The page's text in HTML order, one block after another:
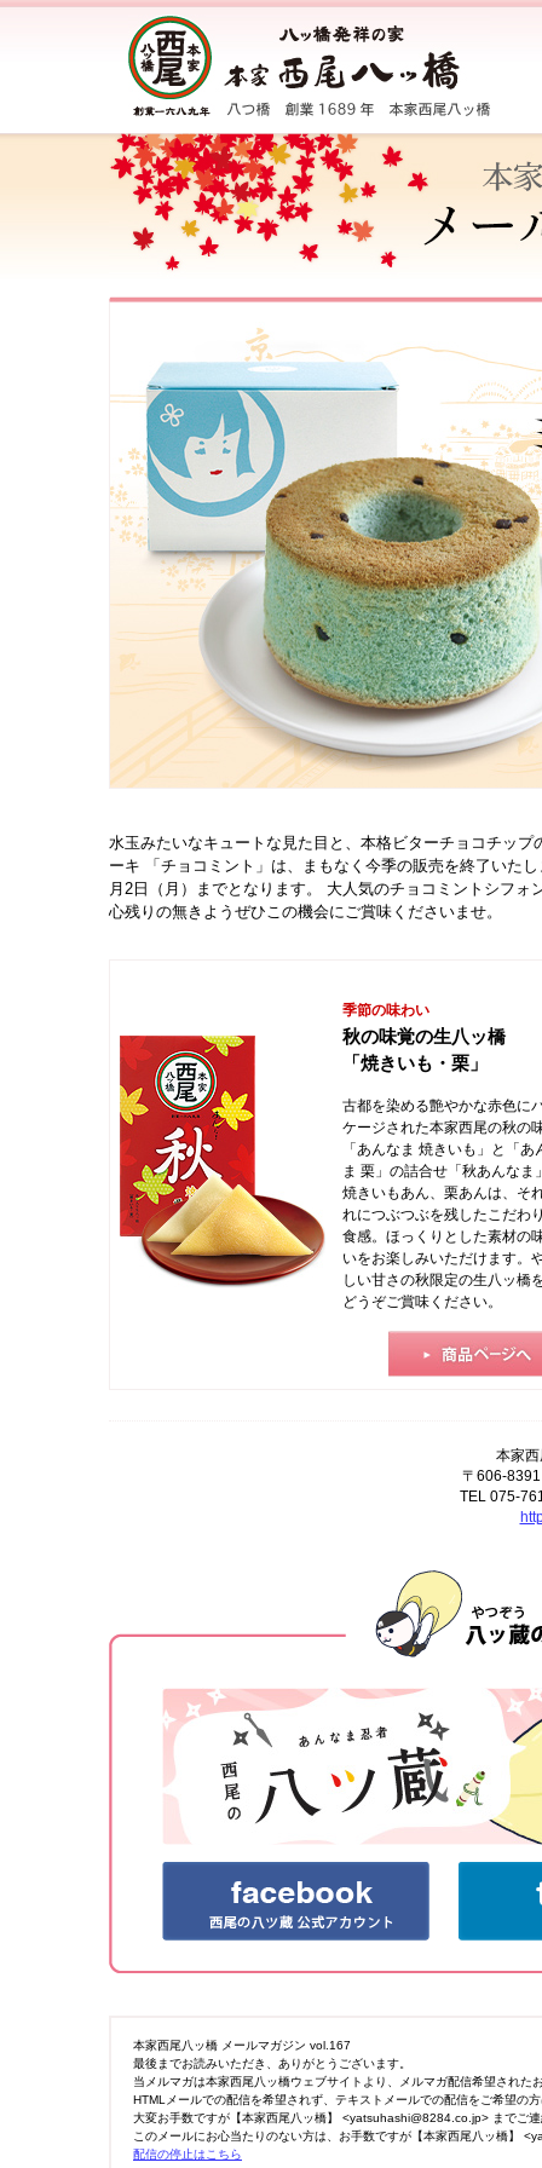
水玉みたいなキュートな見た目と、本格ビターチョコチッ
ーキ 「チョコミント」は、まもなく今季の販売を終了いた
月2日（月）までとなります。 大人気のチョコミントシフ
心残りの無きようぜひこの機会にご賞味くださいませ。
季節の味わい
秋の味覚の生八ッ橋
「焼きいも・栗」
古都を染める艶やかな赤色に
ケージされた本家西尾の秋の
「あんなま 焼きいも」と「あ
ま 栗」の詰合せ「秋あんなま
焼きいもあん、栗あんは、そ
れにつぶつぶを残したこだわ
食感。ほっくりとした素材の
いをお楽しみいただけます。
しい甘さの秋限定の生八ッ橋
どうぞご賞味ください。
本家
〒606-
TEL 075-
本家西尾八ッ橋 メールマガジン vol.167
最後までお読みいただき、ありがとうございます。
当メルマガは本家西尾八ッ橋ウェブサイトより、メルマガ配信希望された
HTMLメールでの配信を希望されず、テキストメールでの配信をご希望の
大変お手数ですが【本家西尾八ッ橋】 <yatsuhashi@8284.co.jp> までご
このメールにお心当たりのない方は、お手数ですが【本家西尾八ッ橋】
配信の停止はこちら